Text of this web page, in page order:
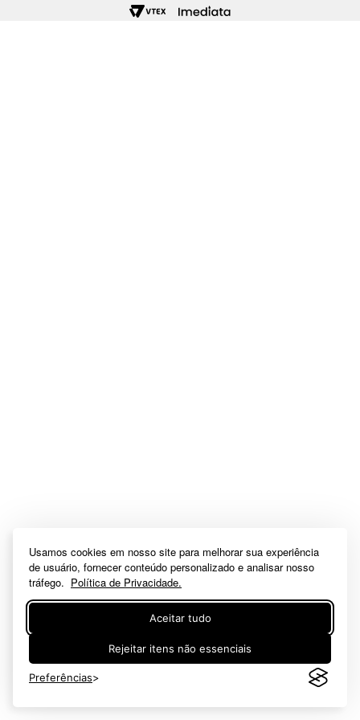
Usamos cookies em nosso site para melhorar sua experiência
de usuário, fornecer conteúdo personalizado e analisar nosso
tráfego. Política de Privacidade.
Aceitar tudo
Rejeitar itens não essenciais
Preferências